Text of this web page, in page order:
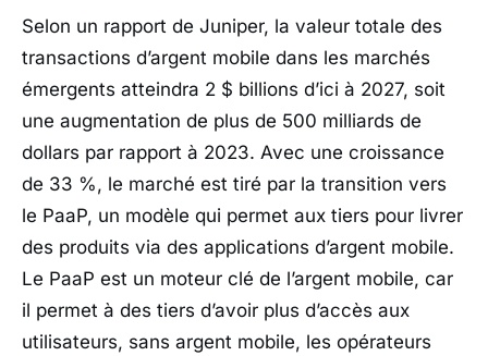
Selon un rapport de Juniper, la valeur totale des
transactions d’argent mobile dans les marchés
émergents atteindra 2 $ billions d’ici à 2027, soit
une augmentation de plus de 500 milliards de
dollars par rapport à 2023. Avec une croissance
de 33 %, le marché est tiré par la transition vers
le PaaP, un modèle qui permet aux tiers pour livrer
des produits via des applications d’argent mobile.
Le PaaP est un moteur clé de l’argent mobile, car
il permet à des tiers d’avoir plus d’accès aux
utilisateurs, sans argent mobile, les opérateurs